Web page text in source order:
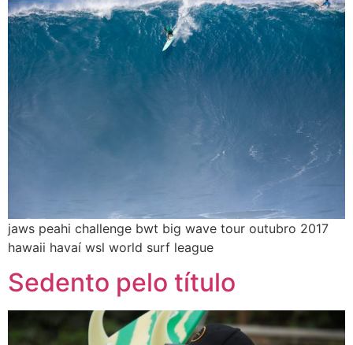
jaws peahi challenge bwt big wave tour outubro 2017
hawaii havaí wsl world surf league
Sedento pelo título